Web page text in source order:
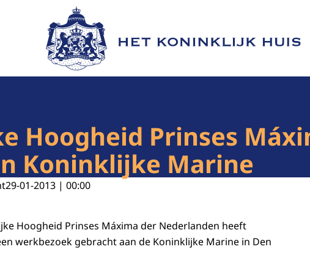
Naar de homepage van Het Koninklijk Huis
Hoogheid Prinses
Koninklijke Marine
29-01-2013 | 00:00
Hoogheid Prinses Máxima der Nederlanden heeft
werkbezoek gebracht aan de Koninklijke Marine in Den